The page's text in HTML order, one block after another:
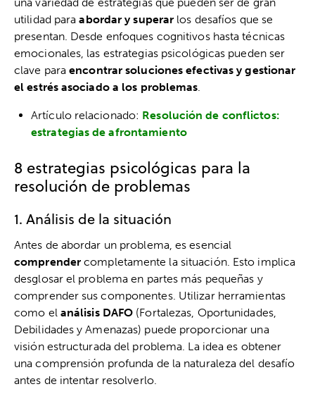
utilidad paraabordar y superar los desafíos que se
presentan. Desde enfoques cognitivos hasta técnicas
emocionales, las estrategias psicológicas pueden ser
clave paraencontrar soluciones efectivas y gestionar
el estrés asociado a los problemas.
Artículo relacionado: Resolución de conflictos:
estrategias de afrontamiento
8 estrategias psicológicas para la
resolución de problemas
1. Análisis de la situación
Antes de abordar un problema, es esencial
comprender completamente la situación. Esto implica
desglosar el problema en partes más pequeñas y
comprender sus componentes. Utilizar herramientas
como el análisis DAFO (Fortalezas, Oportunidades,
Debilidades y Amenazas) puede proporcionar una
visión estructurada del problema. La idea es obtener
una comprensión profunda de la naturaleza del desafío
antes de intentar resolverlo.